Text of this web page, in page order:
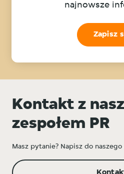
najnowsze
Zapisz
Kontakt z
zespołem PR
Masz pytanie? Napisz do naszego